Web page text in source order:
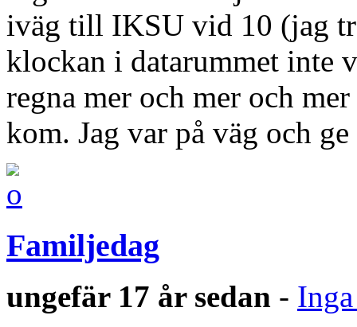
iväg till IKSU vid 10 (jag
klockan i datarummet inte
regna mer och mer och
kom. Jag var på väg och
Familjedag
ungefär 17 år sedan -